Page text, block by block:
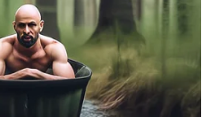
Kirchen in Deutschland und
der Erbauungszeit
im Stadtgebiet von Frankfurt.
Jahren 830 bis 850,